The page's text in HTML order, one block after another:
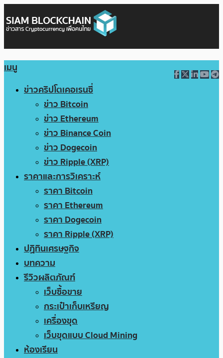
เมนู
ข่าวคริปโตเคอเรนซี่
ข่าว Bitcoin
ข่าว Ethereum
ข่าว Binance Coin
ข่าว Dogecoin
ข่าว Ripple (XRP)
ราคาและการวิเคราะห์
ราคา Bitcoin
ราคา Ethereum
ราคา Dogecoin
ราคา Ripple (XRP)
ปฏิทินเศรษฐกิจ
บทความ
รีวิวผลิตภัณฑ์
เว็บซื้อขาย
กระเป๋าเก็บเหรียญ
เครื่องขุด
เว็บขุดแบบ Cloud Mining
ห้องเรียน